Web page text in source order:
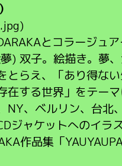
とコラージュ
) 双子。絵描き。夢
とらえ、「あり得な
在する世界」をテー
NY、ベルリン、台
ジャケットへのイラ
作品集「